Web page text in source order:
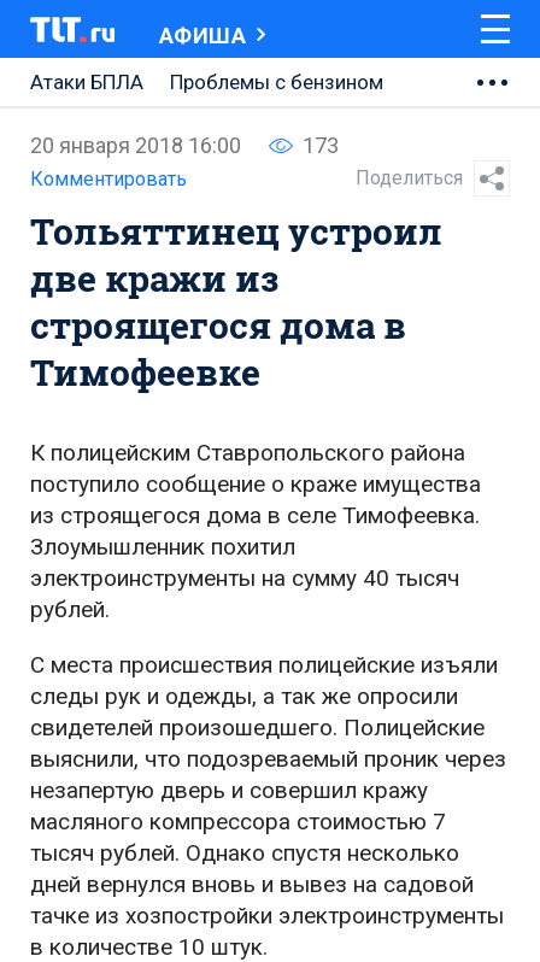
АФИША
Атаки БПЛА
Проблемы с бензином
Ремонт Центральной площади
Ремонт Обводного шоссе
Набережная Тольятти
Неделя Тольятти
20 января 2018 16:00 173
Комментировать Поделиться
Тольяттинец устроил
две кражи из
строящегося дома в
Тимофеевке
К полицейским Ставропольского района
поступило сообщение о краже имущества
из строящегося дома в селе Тимофеевка.
Злоумышленник похитил
электроинструменты на сумму 40 тысяч
рублей.
С места происшествия полицейские изъяли
следы рук и одежды, а так же опросили
свидетелей произошедшего. Полицейские
выяснили, что подозреваемый проник через
незапертую дверь и совершил кражу
масляного компрессора стоимостью 7
тысяч рублей. Однако спустя несколько
дней вернулся вновь и вывез на садовой
тачке из хозпостройки электроинструменты
в количестве 10 штук.